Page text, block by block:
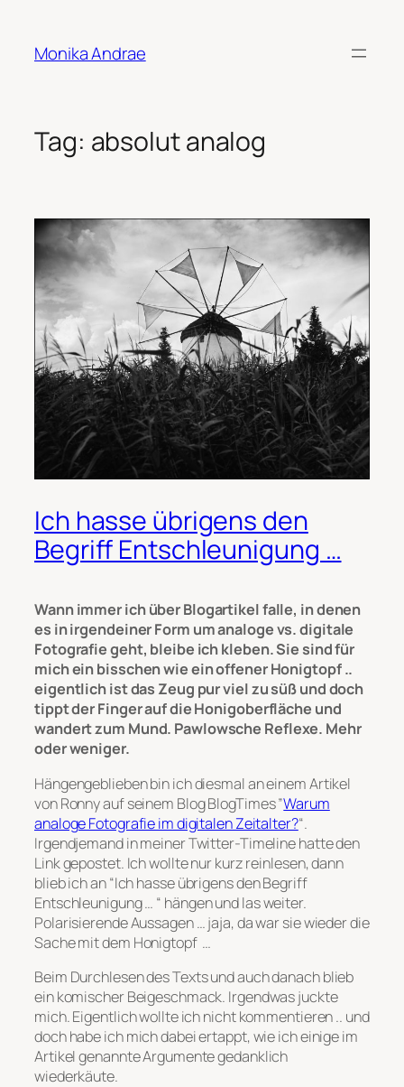
content
Monika Andrae
Tag: absolut analog
Ich hasse übrigens den
Begriff Entschleunigung …
Wann immer ich über Blogartikel falle, in denen
es in irgendeiner Form um analoge vs. digitale
Fotografie geht, bleibe ich kleben. Sie sind für
mich ein bisschen wie ein offener Honigtopf ..
eigentlich ist das Zeug pur viel zu süß und doch
tippt der Finger auf die Honigoberfläche und
wandert zum Mund. Pawlowsche Reflexe. Mehr
oder weniger.
Hängengeblieben bin ich diesmal an einem Artikel
von Ronny auf seinem BlogBlogTimes”Warum
analoge Fotografie im digitalen Zeitalter?“.
Irgendjemand in meiner Twitter-Timeline hatte den
Link gepostet. Ich wollte nur kurz reinlesen, dann
blieb ich an “Ich hasse übrigens den Begriff
Entschleunigung … “ hängen und las weiter.
Polarisierende Aussagen … jaja, da war sie wieder die
Sache mit dem Honigtopf …
Beim Durchlesen des Texts und auch danach blieb
ein komischer Beigeschmack. Irgendwas juckte
mich. Eigentlich wollte ich nicht kommentieren .. und
doch habe ich mich dabei ertappt, wie ich einige im
Artikel genannte Argumente gedanklich
wiederkäute.